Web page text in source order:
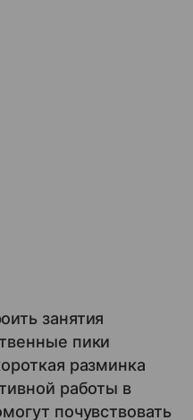
занятия
пики
разминка
работы в
почувствовать